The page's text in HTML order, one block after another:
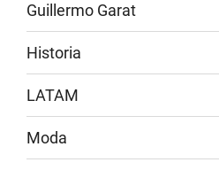
Guillermo Garat
Historia
LATAM
Moda